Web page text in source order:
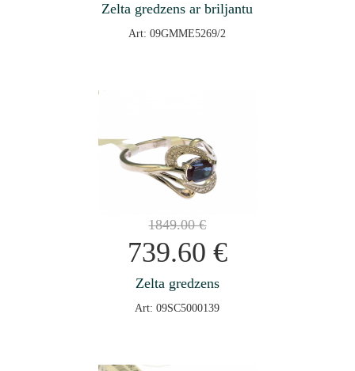
Zelta gredzens ar briljantu
Art: 09GMME5269/2
1849.00€
739.60 €
Zelta gredzens
Art: 09SC5000139